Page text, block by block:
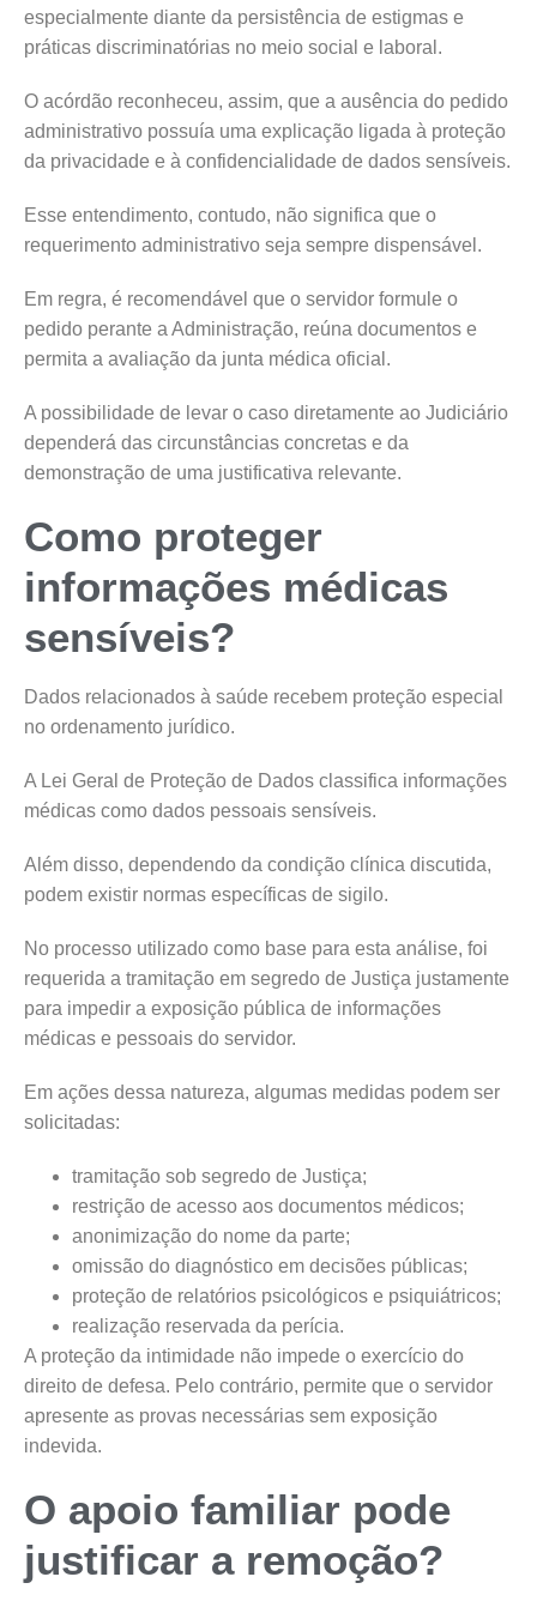
especialmente diante da persistência de estigmas e
práticas discriminatórias no meio social e laboral.
O acórdão reconheceu, assim, que a ausência do pedido
administrativo possuía uma explicação ligada à proteção
da privacidade e à confidencialidade de dados sensíveis.
Esse entendimento, contudo, não significa que o
requerimento administrativo seja sempre dispensável.
Em regra, é recomendável que o servidor formule o
pedido perante a Administração, reúna documentos e
permita a avaliação da junta médica oficial.
A possibilidade de levar o caso diretamente ao Judiciário
dependerá das circunstâncias concretas e da
demonstração de uma justificativa relevante.
Como proteger
informações médicas
sensíveis?
Dados relacionados à saúde recebem proteção especial
no ordenamento jurídico.
A Lei Geral de Proteção de Dados classifica informações
médicas como dados pessoais sensíveis.
Além disso, dependendo da condição clínica discutida,
podem existir normas específicas de sigilo.
No processo utilizado como base para esta análise, foi
requerida a tramitação em segredo de Justiça justamente
para impedir a exposição pública de informações
médicas e pessoais do servidor.
Em ações dessa natureza, algumas medidas podem ser
solicitadas:
tramitação sob segredo de Justiça;
restrição de acesso aos documentos médicos;
anonimização do nome da parte;
omissão do diagnóstico em decisões públicas;
proteção de relatórios psicológicos e psiquiátricos;
realização reservada da perícia.
A proteção da intimidade não impede o exercício do
direito de defesa. Pelo contrário, permite que o servidor
apresente as provas necessárias sem exposição
indevida.
O apoio familiar pode
justificar a remoção?